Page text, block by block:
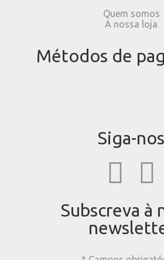
Quem somos
A nossa loja
Métodos de
Siga-nos
Subscreva à